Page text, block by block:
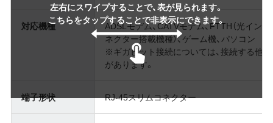
左右にスワイプすることで、表が見られます。
こちらをタップすることで非表示にできます。
対応機種
ADSLモデム、CATVモデム、FTTH（光イン
ネクター搭載機種）、ゲーム機、パソコン
※ギガビット接続については、接続する他
があります。
端子形状 RJ-45スリムコネクター